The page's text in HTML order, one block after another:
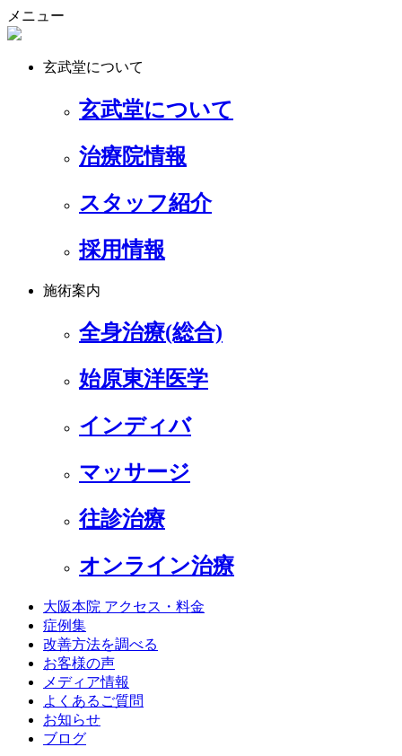
メニュー
玄武堂について
玄武堂について
治療院情報
スタッフ紹介
採用情報
施術案内
全身治療(総合)
始原東洋医学
インディバ
マッサージ
往診治療
オンライン治療
大阪本院 アクセス・料金
症例集
改善方法を調べる
お客様の声
メディア情報
よくあるご質問
お知らせ
ブログ